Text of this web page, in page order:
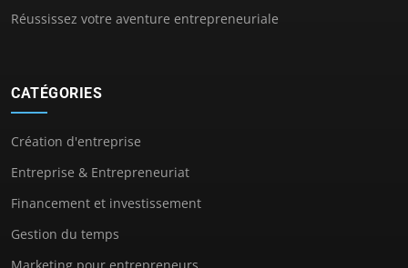
Réussissez votre aventure entrepreneuriale
CATÉGORIES
Création d'entreprise
Entreprise & Entrepreneuriat
Financement et investissement
Gestion du temps
Marketing pour entrepreneurs